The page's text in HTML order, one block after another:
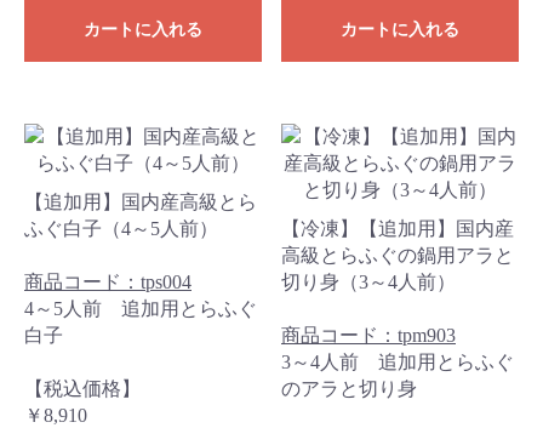
カートに入れる カートに入れる
【追加用】国内産高級とら
ふぐ白子（4～5人前）
商品コード：tps004
4～5人前 追加用とらふぐ
白子
【税込価格】
￥8,910
【冷凍】【追加用】国内産
高級とらふぐの鍋用アラと
切り身（3～4人前）
商品コード：tpm903
3～4人前 追加用とらふぐ
のアラと切り身